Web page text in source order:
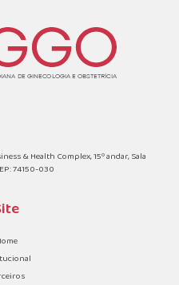
& Health Complex, 15º andar, Sala
74150-030